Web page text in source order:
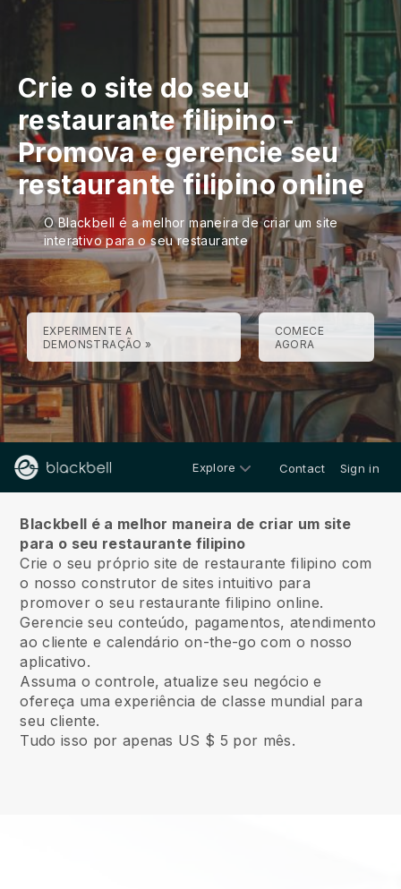
Crie o site do seu
restaurante filipino-
Promova e gerencie seu
restaurante filipino online
O Blackbell é a melhor maneira de criar um site
interativo para o seu restaurante
EXPERIMENTE A
DEMONSTRAÇÃO »
COMECE
AGORA
Explore Contact Sign in
Blackbell é a melhor maneira de criar um site
para o seu restaurante filipino
Crie o seu próprio site de restaurante filipino com
o nosso construtor de sites intuitivo para
promover o seu restaurante filipino online.
Gerencie seu conteúdo, pagamentos, atendimento
ao cliente e calendário on-the-go com o nosso
aplicativo.
Assuma o controle, atualize seu negócio e
ofereça uma experiência de classe mundial para
seu cliente.
Tudo isso por apenas US $ 5 por mês.